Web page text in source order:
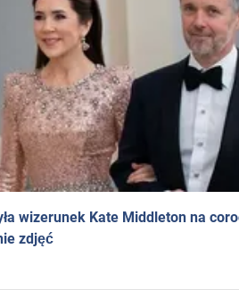
wizerunek Kate Middleton na
zdjęć